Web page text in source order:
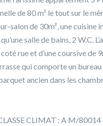
de 80 m² le tout sur le
salon de 30m², une cuisine
salle de bains, 2 W.C.
rue et d’une coursive de
qui comporte un
ancien dans les
CLIMAT : A M/80014